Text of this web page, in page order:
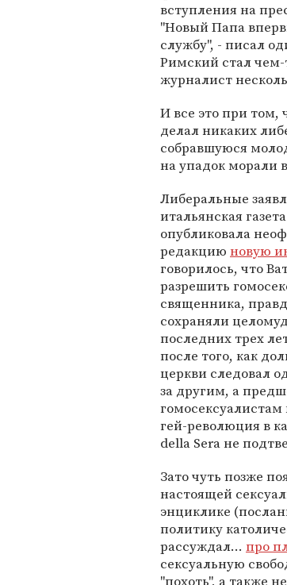
вступления на
"Новый Папа
службу", - писал
Римский стал
журналист
И все это при том,
делал никаких
собравшуюся
на упадок морали
Либеральные
итальянская
опубликовала
редакцию новую
говорилось, что
разрешить
священника,
сохраняли
последних трех
после того, как
церкви следовал
за другим, а
гей-революция в
della Sera не
Зато чуть позже
настоящей
энциклике
политику
рассуждал… про
сексуальную